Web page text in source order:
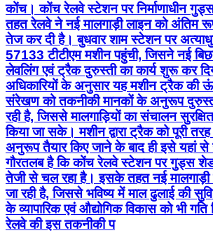
कोंच। कोंच रेलवे स्टेशन पर निर्माणाधीन
तहत रेलवे ने नई मालगाड़ी लाइन को अंतिम
तेज कर दी है। बुधवार शाम स्टेशन पर
57133 टीटीएम मशीन पहुंची, जिसने नई
लेवलिंग एवं ट्रैक दुरुस्ती का कार्य शुरू कर
अधिकारियों के अनुसार यह मशीन ट्रैक की
संरेखण को तकनीकी मानकों के अनुरूप
रही है, जिससे मालगाड़ियों का संचालन
किया जा सके। मशीन द्वारा ट्रैक को पूरी
अनुरूप तैयार किए जाने के बाद ही इसे यहां से
गौरतलब है कि कोंच रेलवे स्टेशन पर गुड्स शेड
तेजी से चल रहा है। इसके तहत नई मालगाड़ी
जा रही है, जिससे भविष्य में माल ढुलाई की
के व्यापारिक एवं औद्योगिक विकास को भी
रेलवे की इस तकनीकी प